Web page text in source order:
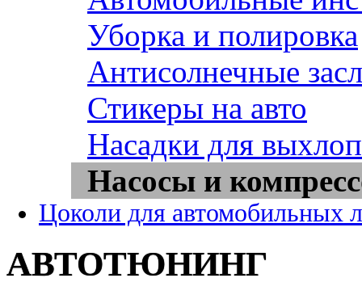
Уборка и полировка
Антисолнечные
Стикеры на авто
Насадки для
Насосы и
Цоколи для автомобильных
АВТОТЮНИНГ